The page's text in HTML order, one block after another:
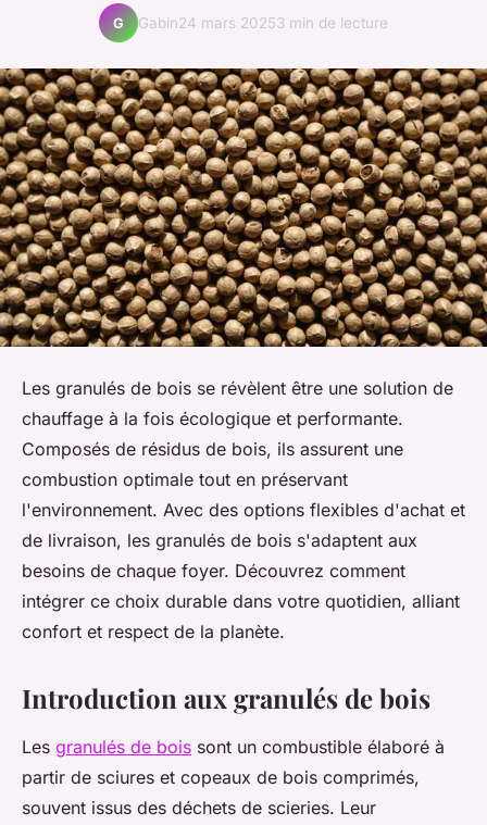
G Gabin24 mars 20253 min de lecture
Les granulés de bois se révèlent être une solution de
chauffage à la fois écologique et performante.
Composés de résidus de bois, ils assurent une
combustion optimale tout en préservant
l'environnement. Avec des options flexibles d'achat et
de livraison, les granulés de bois s'adaptent aux
besoins de chaque foyer. Découvrez comment
intégrer ce choix durable dans votre quotidien, alliant
confort et respect de la planète.
Introduction aux granulés de bois
Les granulés de bois sont un combustible élaboré à
partir de sciures et copeaux de bois comprimés,
souvent issus des déchets de scieries. Leur